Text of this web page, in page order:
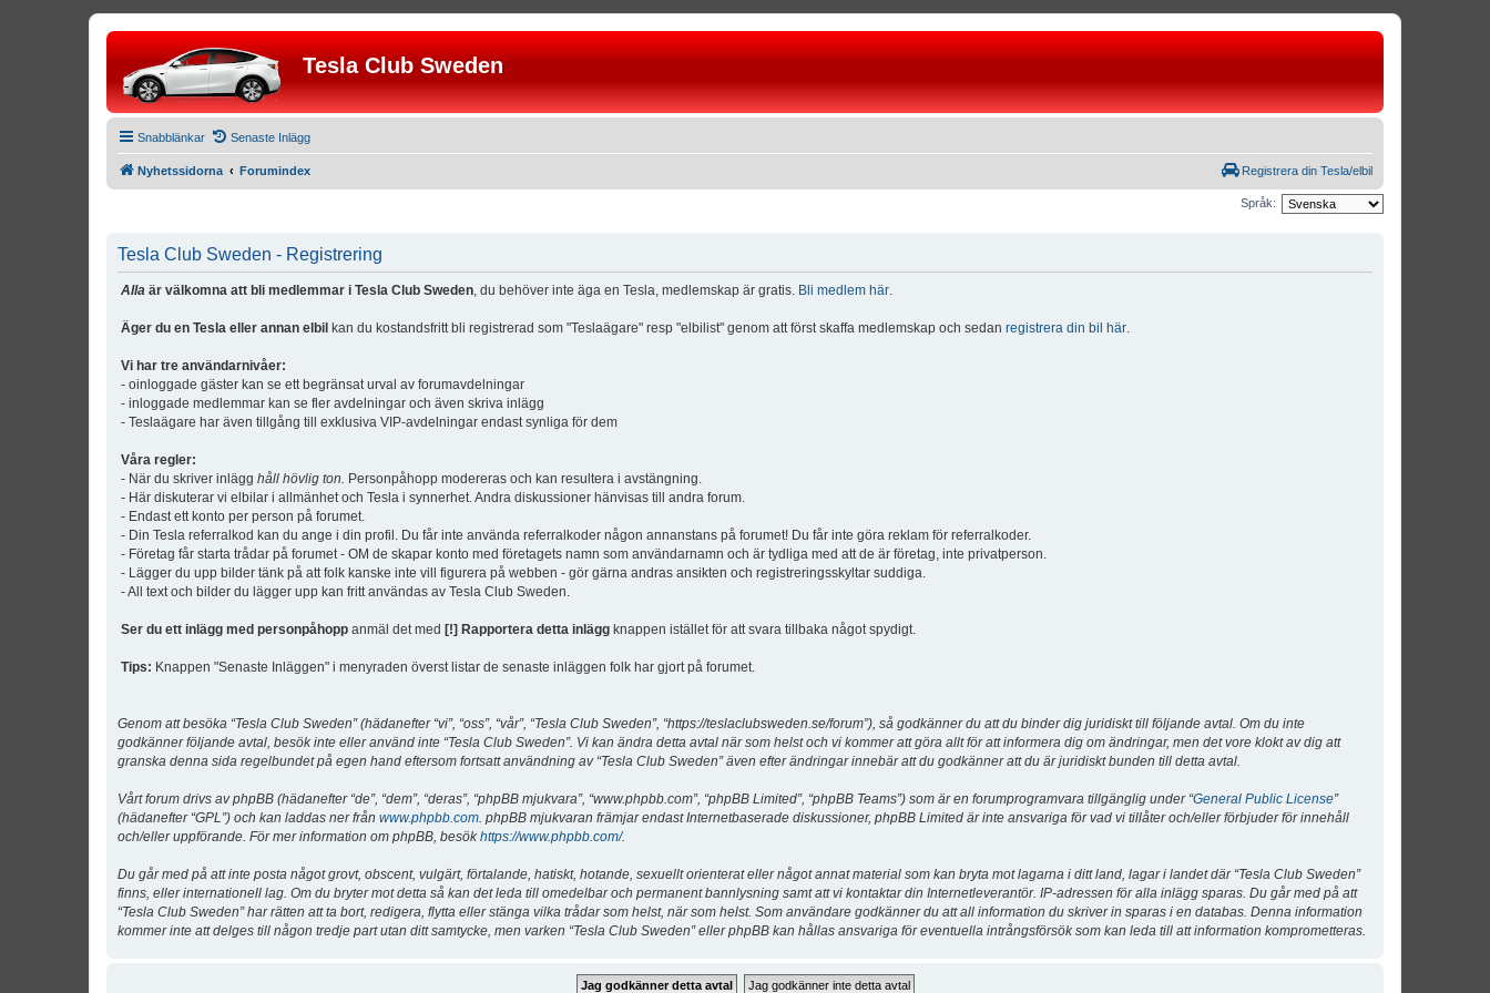
Tesla Club Sweden
Snabblänkar Senaste Inlägg
Nyhetssidorna Forumindex Registrera din Tesla/elbil
Språk:
Tesla Club Sweden - Registrering
Alla är välkomna att bli medlemmar i Tesla Club Sweden , du behöver inte äga en Tesla, medlemskap är gratis. Bli medlem här
Äger du en Tesla eller annan elbil kan du kostandsfritt bli registrerad som "Teslaägare" resp "elbilist" genom att först skaffa medlemskap och sedan registrera din bil här
Vi har tre användarnivåer:
- oinloggade gäster kan se ett begränsat urval av forumavdelningar
- inloggade medlemmar kan se fler avdelningar och även skriva inlägg
- Teslaägare har även tillgång till exklusiva VIP-avdelningar endast synliga för dem
Våra regler:
- När du skriver inlägg håll hövlig ton. Personpåhopp modereras och kan resultera i avstängning.
- Här diskuterar vi elbilar i allmänhet och Tesla i synnerhet. Andra diskussioner hänvisas till andra forum.
- Endast ett konto per person på forumet.
- Din Tesla referralkod kan du ange i din profil. Du får inte använda referralkoder någon annanstans på forumet! Du får inte göra reklam för referralkoder.
- Företag får starta trådar på forumet - OM de skapar konto med företagets namn som användarnamn och är tydliga med att de är företag, inte privatperson.
- Lägger du upp bilder tänk på att folk kanske inte vill figurera på webben - gör gärna andras ansikten och registreringsskyltar suddiga.
- All text och bilder du lägger upp kan fritt användas av Tesla Club Sweden.
Ser du ett inlägg med personpåhopp anmäl det med [!] Rapportera detta inlägg knappen istället för att svara tillbaka något spydigt.
Tips: Knappen "Senaste Inläggen" i menyraden överst listar de senaste inläggen folk har gjort på forumet.
Genom att besöka “Tesla Club Sweden” (hädanefter “vi”, “oss”, “vår”, “Tesla Club Sweden”, “https://teslaclubsweden.se/forum”), så godkänner du att du binder dig juridiskt till följande avtal. Om du inte
godkänner följande avtal, besök inte eller använd inte “Tesla Club Sweden”. Vi kan ändra detta avtal när som helst och vi kommer att göra allt för att informera dig om ändringar, men det vore klokt av dig att
granska denna sida regelbundet på egen hand eftersom fortsatt användning av “Tesla Club Sweden” även efter ändringar innebär att du godkänner att du är juridiskt bunden till detta avtal.
Vårt forum drivs av phpBB (hädanefter “de”, “dem”, “deras”, “phpBB mjukvara”, “www.phpbb.com”, “phpBB Limited”, “phpBB Teams”) som är en forumprogramvara tillgänglig under “General Public License”
(hädanefter “GPL”) och kan laddas ner från www.phpbb.com . phpBB mjukvaran främjar endast Internetbaserade diskussioner, phpBB Limited är inte ansvariga för vad vi tillåter och/eller förbjuder för innehåll
och/eller uppförande. För mer information om phpBB, besökhttps://www.phpbb.com/.
Du går med på att inte posta något grovt, obscent, vulgärt, förtalande, hatiskt, hotande, sexuellt orienterat eller något annat material som kan bryta mot lagarna i ditt land, lagar i landet där “Tesla Club Sweden”
finns, eller internationell lag. Om du bryter mot detta så kan det leda till omedelbar och permanent bannlysning samt att vi kontaktar din Internetleverantör. IP-adressen för alla inlägg sparas. Du går med på att
“Tesla Club Sweden” har rätten att ta bort, redigera, flytta eller stänga vilka trådar som helst, när som helst. Som användare godkänner du att all information du skriver in sparas i en databas. Denna information
kommer inte att delges till någon tredje part utan ditt samtycke, men varken “Tesla Club Sweden” eller phpBB kan hållas ansvariga för eventuella intrångsförsök som kan leda till att information komprometteras.